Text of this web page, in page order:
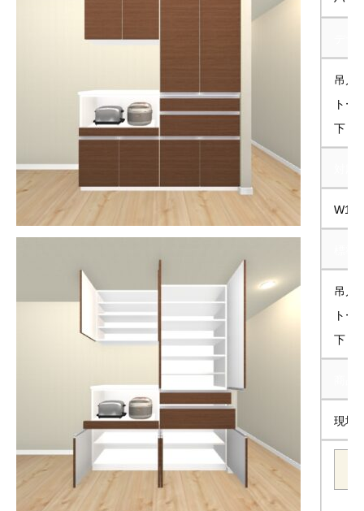
吊戸
トー
下 台
吊戸
トー
下
現地